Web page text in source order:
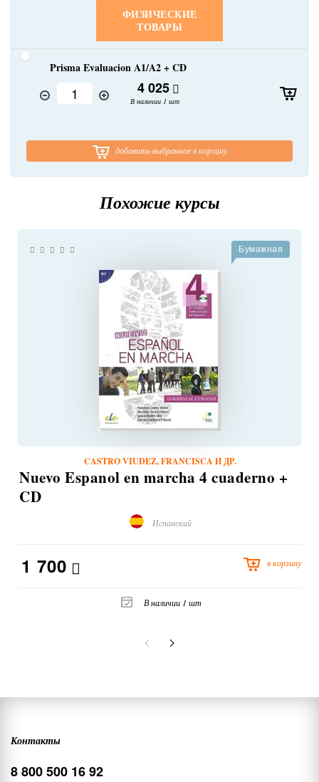
ФИЗИЧЕСКИЕ
ТОВАРЫ
Prisma Evaluacion A1/A2 + CD
4 025
В наличии 1 шт
добавить выбранное в корзину
Похожие курсы
Бумажная
CASTRO VIUDEZ, FRANCISCA И ДР.
Nuevo Espanol en marcha 4 cuaderno +
CD
Испанский
1 700 в корзину
В наличии 1 шт
Контакты
8 800 500 16 92